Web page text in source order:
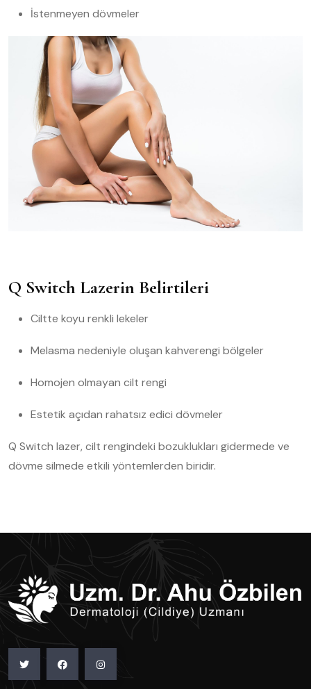
İstenmeyen dövmeler
Q Switch Lazerin Belirtileri
Ciltte koyu renkli lekeler
Melasma nedeniyle oluşan kahverengi bölgeler
Homojen olmayan cilt rengi
Estetik açıdan rahatsız edici dövmeler
Q Switch lazer, cilt rengindeki bozuklukları gidermede ve
dövme silmede etkili yöntemlerden biridir.